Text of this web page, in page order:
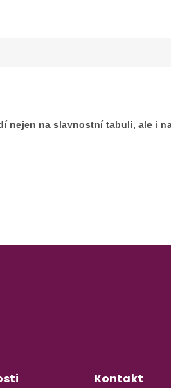
nejen na slavnostní tabuli, ale i
Kontakt